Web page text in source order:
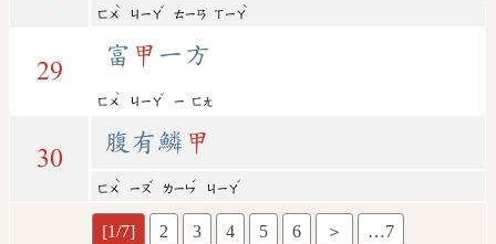
ㄈㄨ
ˋ
ㄐㄧㄚ
ˇ
ㄊㄧㄢ ㄒㄧㄚ
ˋ
29
富 甲 一方
ㄈㄨ
ˋ
ㄐㄧㄚ
ˇ
ㄧ ㄈㄤ
30
腹有鱗 甲
ㄈㄨ
ˋ
ㄧㄡ
ˇ
ㄌㄧㄣ
ˊ
ㄐㄧㄚ
ˇ
[1/7] 2 3 4 5 6 ＞ …7